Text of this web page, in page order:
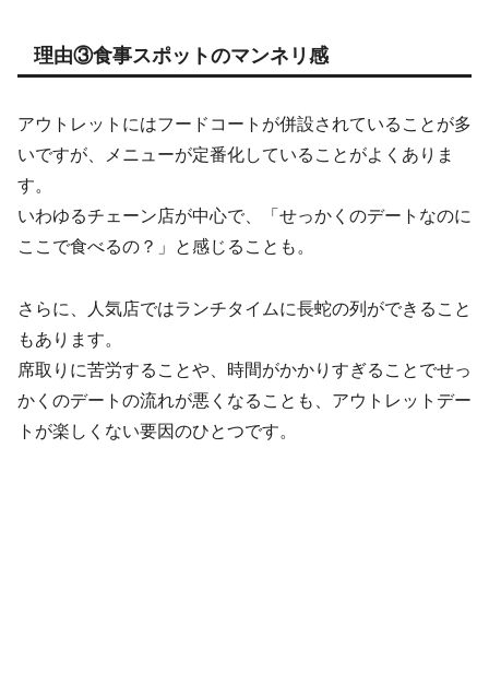
理由③食事スポットのマンネリ感
アウトレットにはフードコートが併設されていることが多
いですが、メニューが定番化していることがよくありま
す。
いわゆるチェーン店が中心で、「せっかくのデートなのに
ここで食べるの？」と感じることも。
さらに、人気店ではランチタイムに長蛇の列ができること
もあります。
席取りに苦労することや、時間がかかりすぎることでせっ
かくのデートの流れが悪くなることも、アウトレットデー
トが楽しくない要因のひとつです。